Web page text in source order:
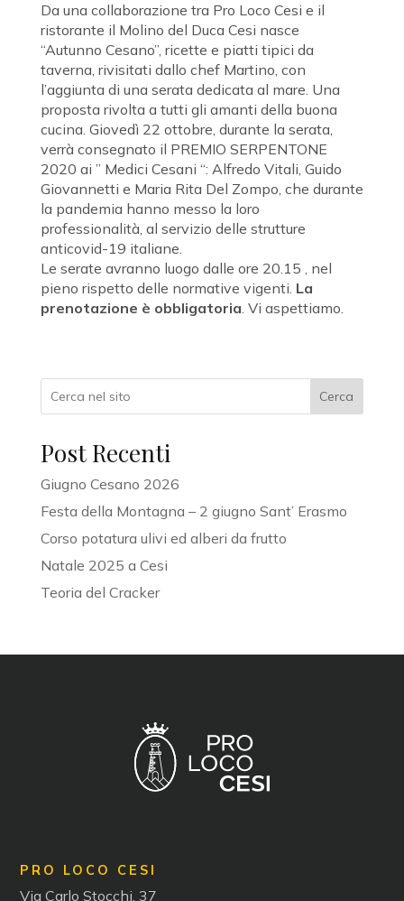
Da una collaborazione tra Pro Loco Cesi e il
ristorante il Molino del Duca Cesi nasce
“Autunno Cesano”, ricette e piatti tipici da
taverna, rivisitati dallo chef Martino, con
l’aggiunta di una serata dedicata al mare. Una
proposta rivolta a tutti gli amanti della buona
cucina. Giovedì 22 ottobre, durante la serata,
verrà consegnato il PREMIO SERPENTONE
2020 ai ” Medici Cesani “: Alfredo Vitali, Guido
Giovannetti e Maria Rita Del Zompo, che durante
la pandemia hanno messo la loro
professionalità, al servizio delle strutture
anticovid-19 italiane.
Le serate avranno luogo dalle ore 20.15 , nel
pieno rispetto delle normative vigenti. La
prenotazione è obbligatoria. Vi aspettiamo.
Cerca
Post Recenti
Giugno Cesano 2026
Festa della Montagna – 2 giugno Sant’ Erasmo
Corso potatura ulivi ed alberi da frutto
Natale 2025 a Cesi
Teoria del Cracker
PRO LOCO CESI
Via Carlo Stocchi, 37